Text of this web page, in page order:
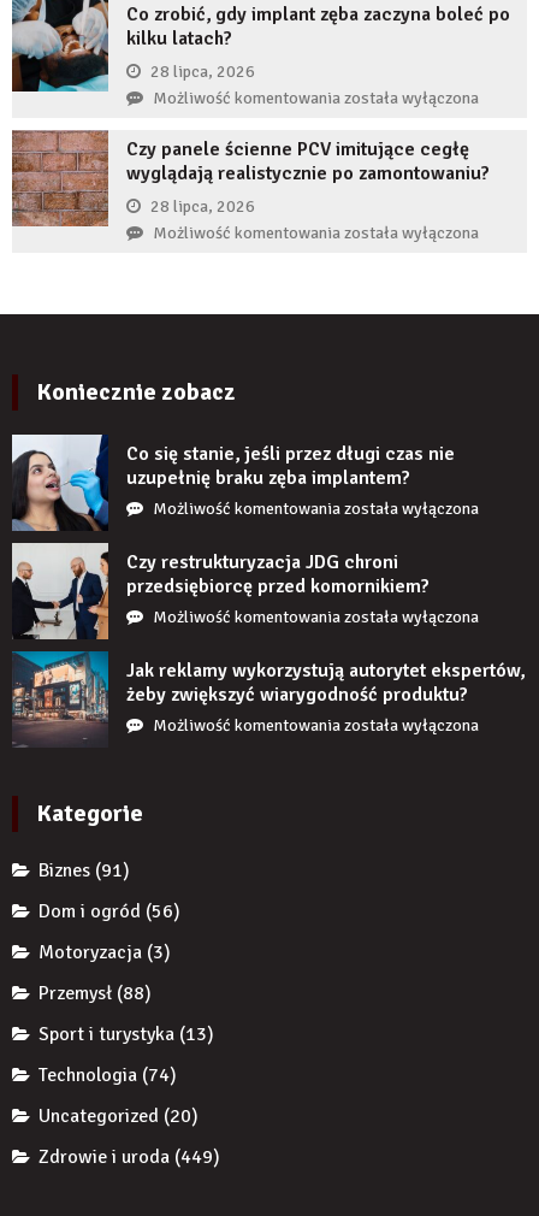
wykorzystują
żeby
zwiększyć
wiarygodność
produktu?
Co zrobić, gdy implant zęba zaczyna boleć po
kilku latach?
28 lipca, 2026
Możliwość komentowaniaCo
gdy
implant
zaczyna
została wyłączona
Czy panele ścienne PCV imitujące cegłę
wyglądają realistycznie po zamontowaniu?
28 lipca, 2026
Możliwość komentowaniaCzy
zamontowaniu?
została wyłączona
Koniecznie zobacz
Co się stanie, jeśli przez długi czas nie
uzupełnię braku zęba implantem?
Możliwość komentowaniaCo
stanie,
jeśli
przez
czas
nie
uzupełnię
braku
została wyłączona
Czy restrukturyzacja JDG chroni
przedsiębiorcę przed komornikiem?
Możliwość komentowaniaCzy
JDG
chroni
przedsiębiorcę
została wyłączona
Jak reklamy wykorzystują autorytet ekspertów,
żeby zwiększyć wiarygodność produktu?
Możliwość komentowaniaJak
została wyłączona
Kategorie
Biznes (91)
Dom i ogród (56)
Motoryzacja (3)
Przemysł (88)
Sport i turystyka (13)
Technologia (74)
Uncategorized (20)
Zdrowie i uroda (449)